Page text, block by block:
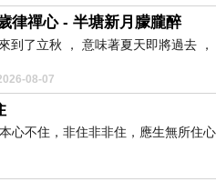
律禪心 - 半塘新月朦朧醉
來到了立秋 ， 意味著夏天即將過去
08-07
心不住，非住非非住，應生無所住